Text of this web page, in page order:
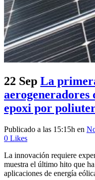
22 Sep La
aerogeneradores
epoxi por
Publicado a las 15:15h en
0 Likes
La innovación requiere
muestra el último hito que
aplicaciones de energía